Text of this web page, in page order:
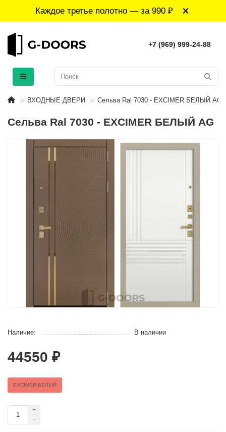
Каждое третье полотно — за 990 ₽
+7 (969) 999-24-88
ВХОДНЫЕ ДВЕРИ Сельва Ral 7030 - EXCIMER БЕЛЫЙ AG
Сельва Ral 7030 - EXCIMER БЕЛЫЙ AG
Наличие: В наличии
44550 ₽
EXCIMER БЕЛЫЙ